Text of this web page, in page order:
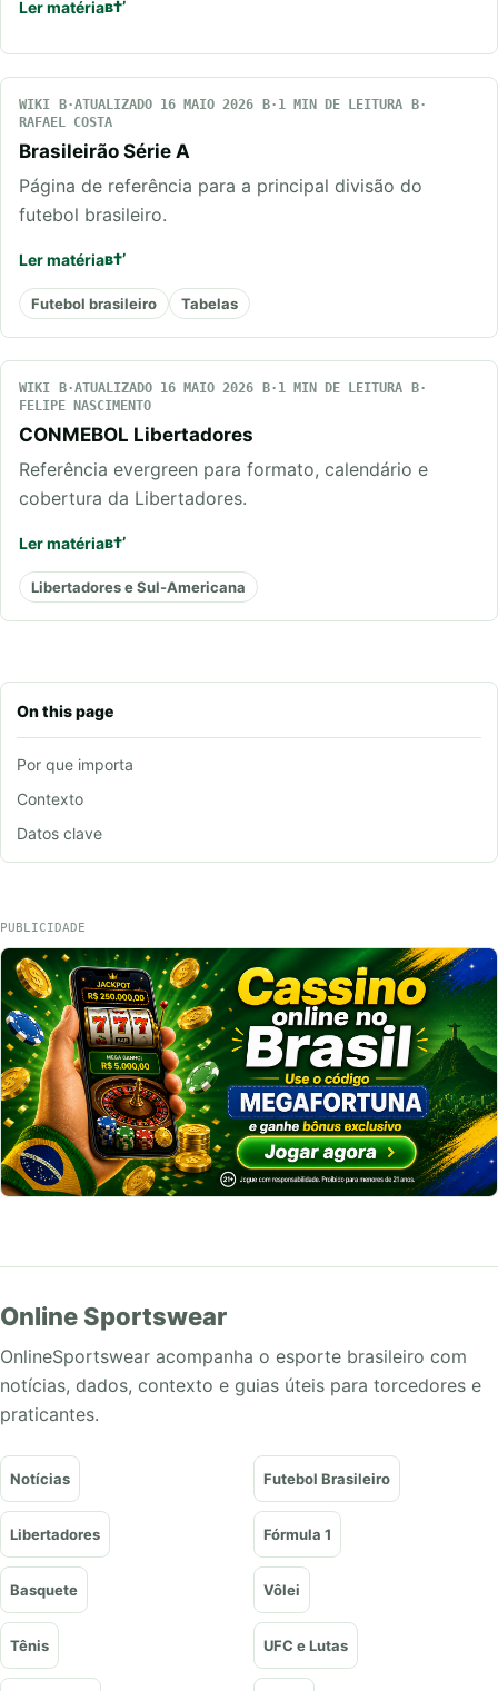
On this page
Por que importa
Contexto
Datos clave
Ler matéria
WIKI ATUALIZADO 16 MAIO 2026
1 MIN DE LEITURA
RAFAEL COSTA
Brasileirão Série A
Página de referência para a principal divisão do
futebol brasileiro.
Ler matéria
Futebol brasileiro Tabelas
WIKI ATUALIZADO 16 MAIO 2026
1 MIN DE LEITURA
FELIPE NASCIMENTO
CONMEBOL Libertadores
Referência evergreen para formato, calendário e
cobertura da Libertadores.
Ler matéria
Libertadores e Sul-Americana
PUBLICIDADE
Online Sportswear
OnlineSportswear acompanha o esporte brasileiro com
notícias, dados, contexto e guias úteis para torcedores e
praticantes.
Notícias Futebol Brasileiro
Libertadores Fórmula 1
Basquete Vôlei
Tênis UFC e Lutas